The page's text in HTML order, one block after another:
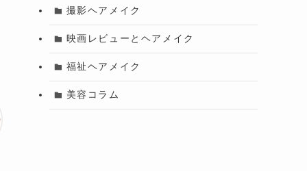
撮影ヘアメイク
映画レビューとヘアメイク
福祉ヘアメイク
美容コラム